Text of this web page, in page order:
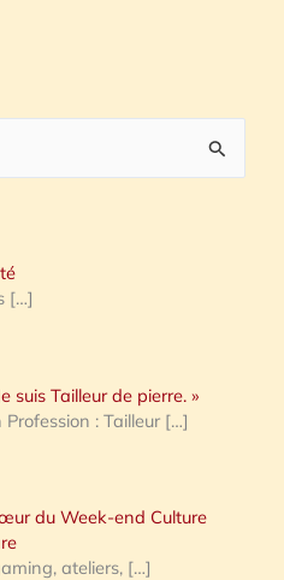
[…]
suis Tailleur de pierre. »
Profession : Tailleur […]
du Week-end Culture
ateliers, […]